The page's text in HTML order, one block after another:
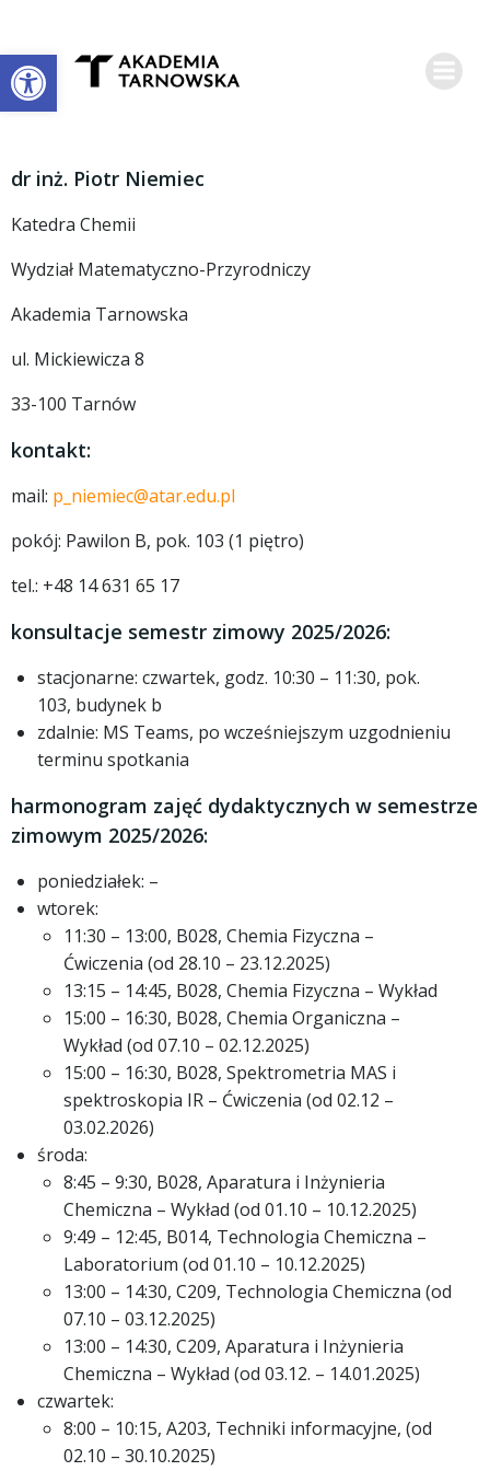
Open toolbar
dr inż. Piotr Niemiec
Katedra Chemii
Wydział Matematyczno-Przyrodniczy
Akademia Tarnowska
ul. Mickiewicza 8
33-100 Tarnów
kontakt:
mail: p_niemiec@atar.edu.pl
pokój: Pawilon B, pok. 103 (1 piętro)
tel.: +48 14 631 65 17
konsultacje semestr zimowy 2025/2026:
stacjonarne: czwartek, godz. 10:30 – 11:30, pok.
103, budynek b
zdalnie: MS Teams, po wcześniejszym uzgodnieniu
terminu spotkania
harmonogram zajęć dydaktycznych w semestrze
zimowym 2025/2026:
poniedziałek: –
wtorek:
11:30 – 13:00, B028, Chemia Fizyczna –
Ćwiczenia (od 28.10 – 23.12.2025)
13:15 – 14:45, B028, Chemia Fizyczna – Wykład
15:00 – 16:30, B028, Chemia Organiczna –
Wykład (od 07.10 – 02.12.2025)
15:00 – 16:30, B028, Spektrometria MAS i
spektroskopia IR – Ćwiczenia (od 02.12 –
03.02.2026)
środa:
8:45 – 9:30, B028, Aparatura i Inżynieria
Chemiczna – Wykład (od 01.10 – 10.12.2025)
9:49 – 12:45, B014, Technologia Chemiczna –
Laboratorium (od 01.10 – 10.12.2025)
13:00 – 14:30, C209, Technologia Chemiczna (od
07.10 – 03.12.2025)
13:00 – 14:30, C209, Aparatura i Inżynieria
Chemiczna – Wykład (od 03.12. – 14.01.2025)
czwartek:
8:00 – 10:15, A203, Techniki informacyjne, (od
02.10 – 30.10.2025)